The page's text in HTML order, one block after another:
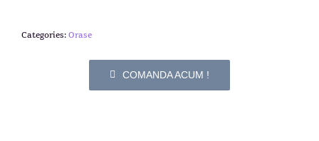
Categories:Orase
COMANDA ACUM !